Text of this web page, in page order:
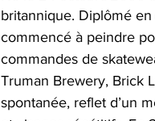
britannique. Diplômé
commencé à peindre
commandes de
Truman Brewery, Brick
spontanée, reflet d’un